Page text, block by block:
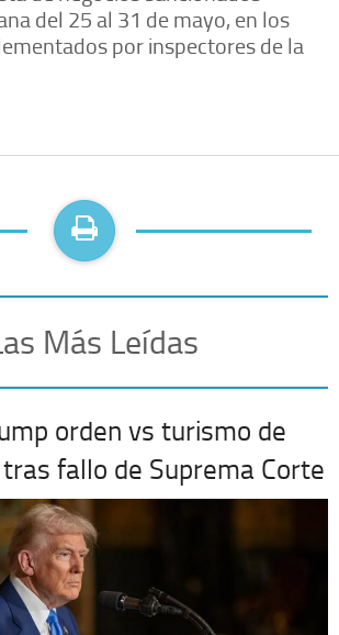
del 25 al 31 de mayo, en los
por inspectores de la
Más Leídas
orden vs turismo de
fallo de Suprema Corte